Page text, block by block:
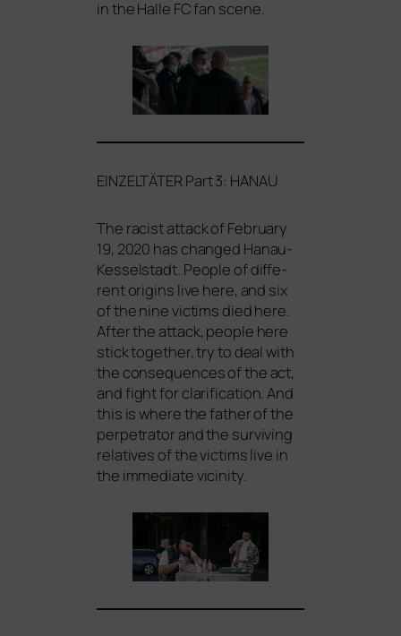
in the Halle FCfan scene.
EINZELTÄTERPart 3: HANAU
The racist attack of February
19, 2020 has chan­ged Hanau-
Kesselstadt. People of dif­fe­
rent ori­g­ins live here, and six
of the nine vic­tims died here.
After the attack, peo­p­le here
stick tog­e­ther, try to deal with
the con­se­quen­ces of the act,
and fight for cla­ri­fi­ca­ti­on. And
this is whe­re the father of the
per­pe­tra­tor and the sur­vi­ving
rela­ti­ves of the vic­tims live in
the imme­dia­te vicinity.